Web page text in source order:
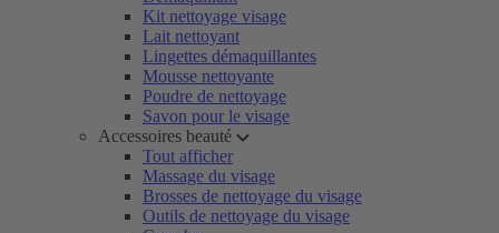
Kit nettoyage visage
Lait nettoyant
Lingettes démaquillantes
Mousse nettoyante
Poudre de nettoyage
Savon pour le visage
Accessoires beauté
Tout afficher
Massage du visage
Brosses de nettoyage du visage
Outils de nettoyage du visage